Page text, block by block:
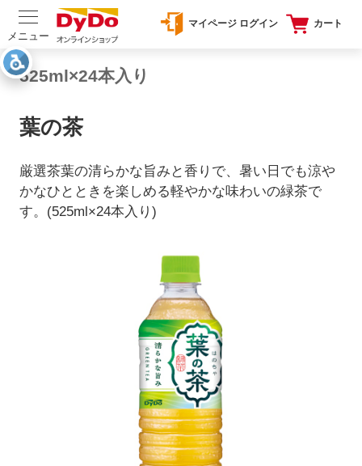
メニュー
マイページ ログイン カート
525ml×24本入り
葉の茶
厳選茶葉の清らかな旨みと香りで、暑い日でも涼や
かなひとときを楽しめる軽やかな味わいの緑茶で
す。(525ml×24本入り)